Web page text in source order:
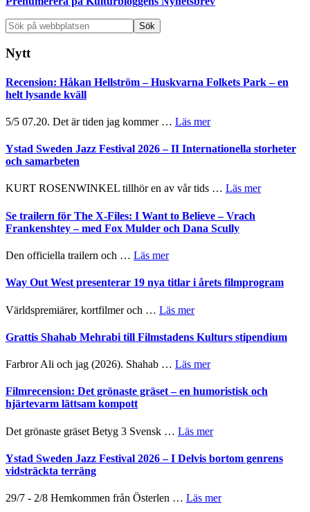
Sök
på
webbplatsen
Nytt
Recension: Håkan Hellström – Huskvarna Folkets Park – en
helt lysande kväll
5/5 07.20. Det är tiden jag kommer … Läs merom
Håkan
Huskvarna
Folkets
–
en
Ystad Sweden Jazz Festival 2026 – II Internationella storheter
och samarbeten
KURT ROSENWINKEL tillhör en av vår tids … Läs merom
Se trailern för The X-Files: I Want to Believe – Vrach
Frankenshtey – med Fox Mulder och Dana Scully
Den officiella trailern och … Läs merom
trailern
The
X-
I
to
–
Fox
Mulder
Dana
Scully
Way Out West presenterar 19 nya titlar i årets filmprogram
Världspremiärer, kortfilmer och … Läs merom
Out
19
titlar
filmprogram
Grattis Shahab Mehrabi till Filmstadens Kulturs stipendium
Farbror Ali och jag (2026). Shahab … Läs merom
Shahab
Kulturs
Filmrecension: Det grönaste gräset – en humoristisk och
hjärtevarm lättsam kompott
Det grönaste gräset Betyg 3 Svensk … Läs merom
Det
grönaste
en
Ystad Sweden Jazz Festival 2026 – I Delvis bortom genrens
vidsträckta terräng
29/7 - 2/8 Hemkommen från Österlen … Läs merom